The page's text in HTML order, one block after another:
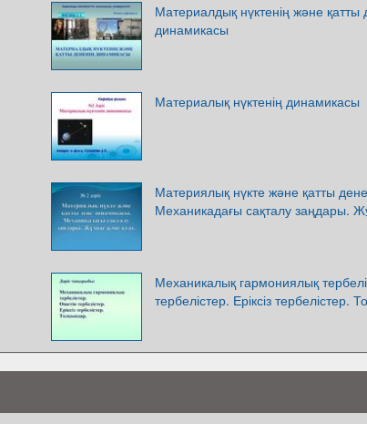
Материалдық нүктенің және қатты
динамикасы
Материалық нүктенің динамикасы
Материялық нүкте және қатты
Механикадағы сақталу заңдары.
Механикалық гармониялық
тербелістер. Еріксіз тербелістер.